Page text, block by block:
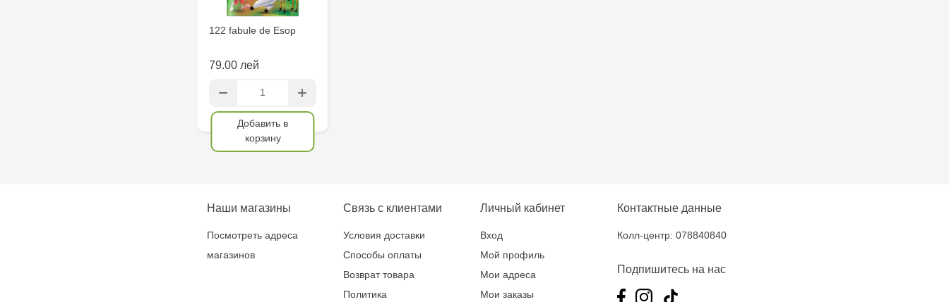
122 fabule de Esop
79.00 лей
Добавить в
корзину
Наши магазины
Посмотреть адреса
магазинов
Связь с клиентами
Условия доставки
Способы оплаты
Возврат товара
Политика
Личный кабинет
Вход
Мой профиль
Мои адреса
Мои заказы
Контактные данные
Колл-центр: 078840840
Подпишитесь на нас